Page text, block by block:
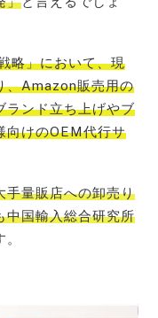
略」において、現
、Amazon販売用の
ンド立ち上げやブ
向けのOEM代行サ
手量販店への卸売り
中国輸入総合研究所